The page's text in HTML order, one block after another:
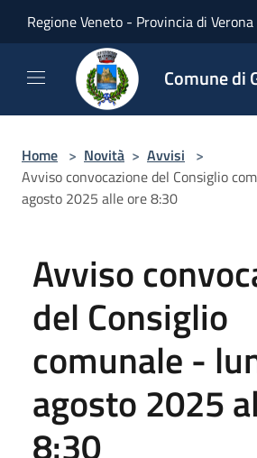
Regione Veneto - Provincia di Verona
Comune di
Home > Novità > Avvisi >
Avviso convocazione del Consiglio
agosto 2025 alle ore 8:30
Avviso
del Consiglio
comunale -
agosto 2025
8:30